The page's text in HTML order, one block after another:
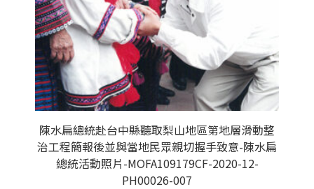
陳水扁總統赴台中縣聽取梨山地區第地層滑動整
治工程簡報後並與當地民眾親切握手致意-陳水扁
總統活動照片-MOFA109179CF-2020-12-
PH00026-007